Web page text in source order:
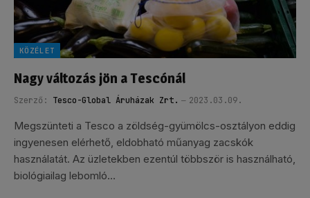
KÖZÉLET
Nagy változás jön a Tescónál
Szerző: Tesco-Global Áruházak Zrt. 2023.03.09.
Megszünteti a Tesco a zöldség-gyümölcs-osztályon eddig
ingyenesen elérhető, eldobható műanyag zacskók
használatát. Az üzletekben ezentúl többször is használható,
biológiailag lebomló…